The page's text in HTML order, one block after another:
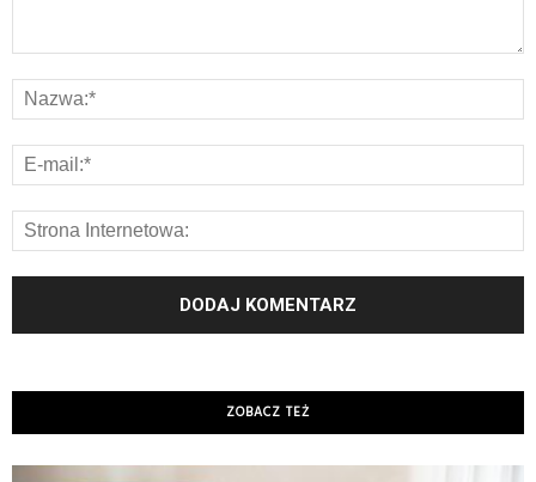
ZOBACZ TEŻ